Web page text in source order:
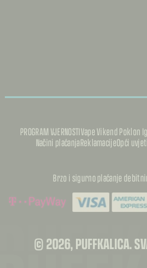
PROGRAM VJERNOSTIVape Vikend Poklon
Načini plaćanjaReklamacijeOpći
Brzo i sigurno plaćanje
© 2026, PUFFKALICA.